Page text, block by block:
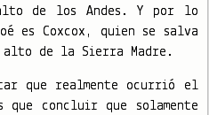
de los Andes. Y por lo
es Coxcox, quien se salva
alto de la Sierra Madre.
que realmente ocurrió el
concluir que solamente